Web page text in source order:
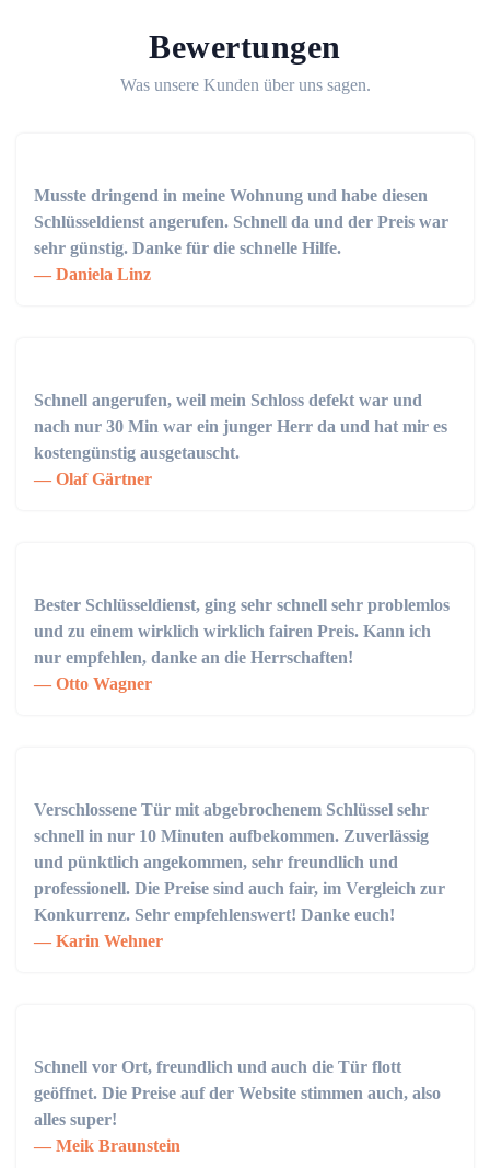
Bewertungen
Was unsere Kunden über uns sagen.
Musste dringend in meine Wohnung und habe diesen
Schlüsseldienst angerufen. Schnell da und der Preis war
sehr günstig. Danke für die schnelle Hilfe.
Daniela Linz
Schnell angerufen, weil mein Schloss defekt war und
nach nur 30 Min war ein junger Herr da und hat mir es
kostengünstig ausgetauscht.
Olaf Gärtner
Bester Schlüsseldienst, ging sehr schnell sehr problemlos
und zu einem wirklich wirklich fairen Preis. Kann ich
nur empfehlen, danke an die Herrschaften!
Otto Wagner
Verschlossene Tür mit abgebrochenem Schlüssel sehr
schnell in nur 10 Minuten aufbekommen. Zuverlässig
und pünktlich angekommen, sehr freundlich und
professionell. Die Preise sind auch fair, im Vergleich zur
Konkurrenz. Sehr empfehlenswert! Danke euch!
Karin Wehner
Schnell vor Ort, freundlich und auch die Tür flott
geöffnet. Die Preise auf der Website stimmen auch, also
alles super!
Meik Braunstein